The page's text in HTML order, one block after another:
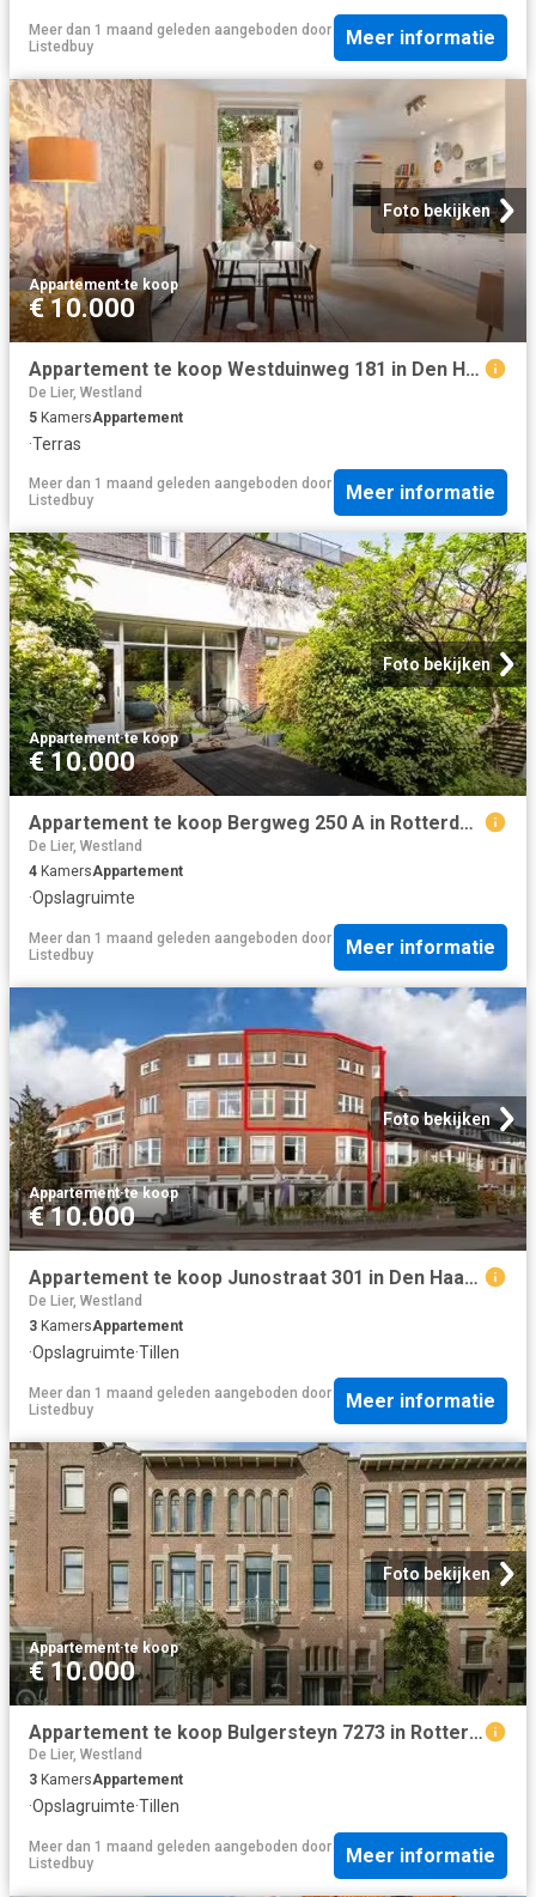
Meer dan 1 maand geleden aangeboden door
Listedbuy
Meer informatie
Foto bekijken
Appartement·te koop
€ 10.000
Appartement te koop Westduinweg 181 in Den Haag voor € 485.000
De Lier, Westland
5 KamersAppartement
·Terras
Meer dan 1 maand geleden aangeboden door
Listedbuy
Meer informatie
Foto bekijken
Appartement·te koop
€ 10.000
Appartement te koop Bergweg 250 A in Rotterdam voor € 650.000
De Lier, Westland
4 KamersAppartement
·Opslagruimte
Meer dan 1 maand geleden aangeboden door
Listedbuy
Meer informatie
Foto bekijken
Appartement·te koop
€ 10.000
Appartement te koop Junostraat 301 in Den Haag voor € 485.000
De Lier, Westland
3 KamersAppartement
·Opslagruimte·Tillen
Meer dan 1 maand geleden aangeboden door
Listedbuy
Meer informatie
Foto bekijken
Appartement·te koop
€ 10.000
Appartement te koop Bulgersteyn 7273 in Rotterdam voor € 499.500
De Lier, Westland
3 KamersAppartement
·Opslagruimte·Tillen
Meer dan 1 maand geleden aangeboden door
Listedbuy
Meer informatie